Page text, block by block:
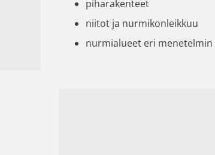
piharakenteet
niitot ja nurmikonleikkuu
nurmialueet eri menetelmin